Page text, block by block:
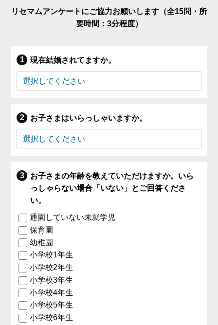
リセマムアンケートにご協力お願いします（全15問・所
要時間：3分程度）
現在結婚されてますか。
お子さまはいらっしゃいますか。
お子さまの年齢を教えていただけますか。いら
っしゃらない場合「いない」とご回答くださ
い。
通園していない未就学児
保育園
幼稚園
小学校1年生
小学校2年生
小学校3年生
小学校4年生
小学校5年生
小学校6年生